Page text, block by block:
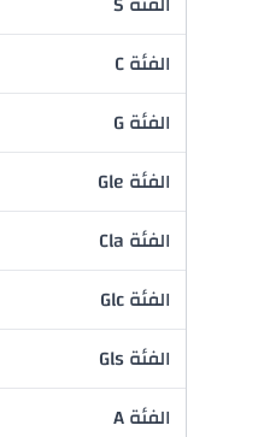
الفئة C
الفئة G
الفئة Gle
الفئة Cla
الفئة Glc
الفئة Gls
الفئة A